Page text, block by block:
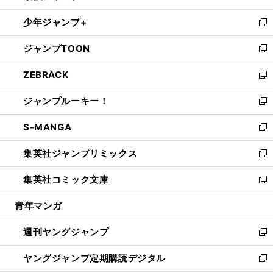
ウ
で
開
く
ン
ド
ウ
で
開
く
ウ
ィ
ン
ド
ウ
で
開
く
し
い
ウ
ィ
ン
ド
ウ
で
開
く
少年ジャンプ+
新
し
い
ウ
ィ
ン
ド
ウ
で
開
く
ジャンプTOON
新
し
い
ウ
ィ
ン
ド
ウ
で
開
く
ZEBRACK
新
し
い
ウ
ィ
ン
ド
ウ
で
開
ジャンプルーキー！
新
し
い
ウ
ィ
ン
ド
ウ
開
く
S-MANGA
新
し
い
ウ
ィ
ン
ウ
で
開
く
集英社ジャンプリミックス
新
し
い
ウ
ン
ド
ウ
で
集英社コミック文庫
新
し
ウ
ィ
ン
ド
青年マンガ
週刊ヤングジャンプ
新
し
い
ヤングジャンプ定期購読デジタル
新